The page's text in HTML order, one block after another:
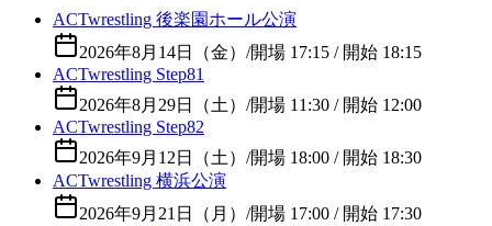
ACTwrestling 後楽園ホール公演
2026年8月14日（金） /開場 17:15 / 開始 18:15
ACTwrestling Step81
2026年8月29日（土） /開場 11:30 / 開始 12:00
ACTwrestling Step82
2026年9月12日（土） /開場 18:00 / 開始 18:30
ACTwrestling 横浜公演
2026年9月21日（月） /開場 17:00 / 開始 17:30